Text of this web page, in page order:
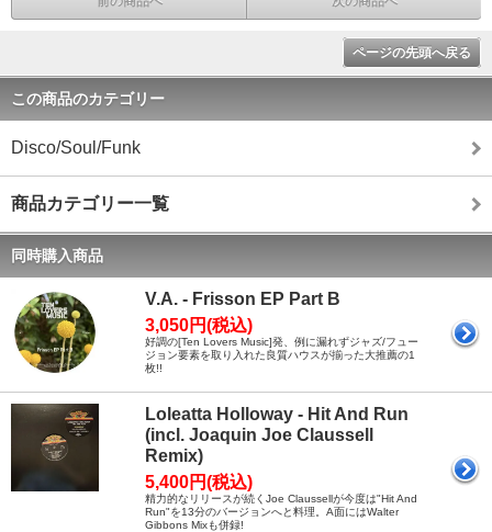
ページの先頭へ戻る
この商品のカテゴリー
Disco/Soul/Funk
商品カテゴリー一覧
同時購入商品
V.A. - Frisson EP Part B
3,050円(税込)
好調の[Ten Lovers Music]発、例に漏れずジャズ/フュー
ジョン要素を取り入れた良質ハウスが揃った大推薦の1
枚!!
Loleatta Holloway - Hit And Run
(incl. Joaquin Joe Claussell
Remix)
5,400円(税込)
精力的なリリースが続くJoe Claussellが今度は"Hit And
Run"を13分のバージョンへと料理。A面にはWalter
Gibbons Mixも併録!